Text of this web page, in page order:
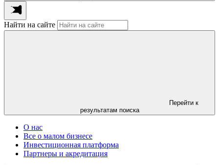
Найти на сайте
Перейти к
результатам поиска
О нас
Все о малом бизнесе
Инвестиционная платформа
Партнеры и акредитация